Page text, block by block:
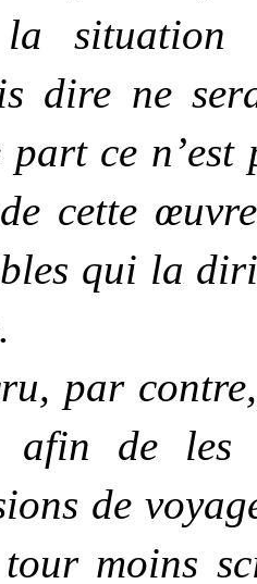
situation
dire ne
part ce
cette
qui la
par
afin de les
de
moins